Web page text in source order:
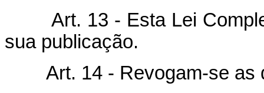
Art. 13 - Esta Lei
sua publicação.
Art. 14 - Revogam-se as